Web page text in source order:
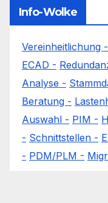
Info-Wolke
Vereinheitlichung -
ECAD -
Analyse -
Beratung -
Auswahl - PIM -
- Schnittstellen -
- PDM/PLM -